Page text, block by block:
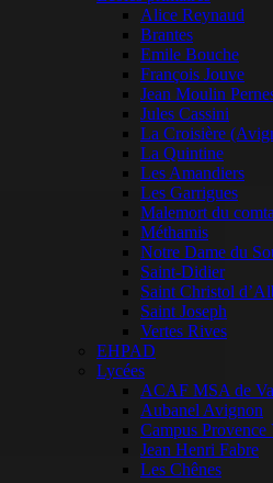
Alice Reynaud
Brantes
Emile Bouche
François Jouve
Jean Moulin
Jules Cassini
La Croisière
La Quintine
Les Amandiers
Les Garrigues
Malemort du
Méthamis
Notre Dame du
Saint-Didier
Saint Christol
Saint Joseph
Vertes Rives
EHPAD
Lycées
ACAF MSA de
Aubanel Avignon
Campus Provence
Jean Henri Fabre
Les Chênes